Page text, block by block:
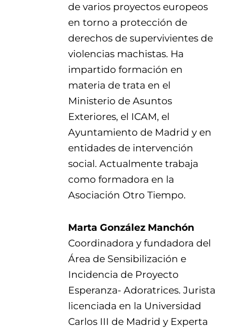
de varios proyectos europeos
en torno a protección de
derechos de supervivientes de
violencias machistas. Ha
impartido formación en
materia de trata en el
Ministerio de Asuntos
Exteriores, el ICAM, el
Ayuntamiento de Madrid y en
entidades de intervención
social. Actualmente trabaja
como formadora en la
Asociación Otro Tiempo.
Marta González Manchón
Coordinadora y fundadora del
Área de Sensibilización e
Incidencia de Proyecto
Esperanza- Adoratrices. Jurista
licenciada en la Universidad
Carlos III de Madrid y Experta